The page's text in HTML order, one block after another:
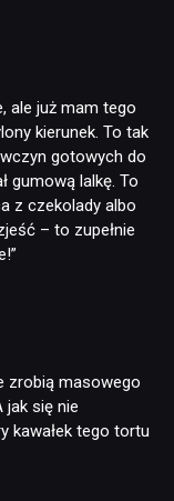
ale już mam tego
kierunek. To tak
gotowych do
gumową lalkę. To
z czekolady albo
– to zupełnie
zrobią masowego
jak się nie
kawałek tego tortu